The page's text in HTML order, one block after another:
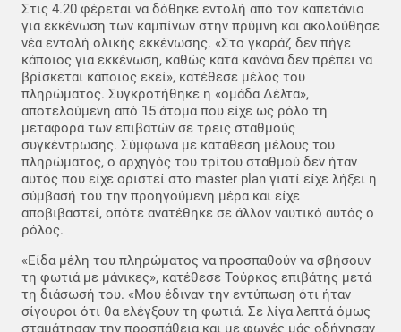
Στις 4.20 φέρεται να δόθηκε εντολή από τον καπετάνιο
για εκκένωση των καμπίνων στην πρύμνη και ακολούθησε
νέα εντολή ολικής εκκένωσης. «Στο γκαράζ δεν πήγε
κάποιος για εκκένωση, καθώς κατά κανόνα δεν πρέπει να
βρίσκεται κάποιος εκεί», κατέθεσε μέλος του
πληρώματος. Συγκροτήθηκε η «ομάδα Δέλτα»,
αποτελούμενη από 15 άτομα που είχε ως ρόλο τη
μεταφορά των επιβατών σε τρεις σταθμούς
συγκέντρωσης. Σύμφωνα με κατάθεση μέλους του
πληρώματος, ο αρχηγός του τρίτου σταθμού δεν ήταν
αυτός που είχε οριστεί στο master plan γιατί είχε λήξει η
σύμβασή του την προηγούμενη μέρα και είχε
αποβιβαστεί, οπότε ανατέθηκε σε άλλον ναυτικό αυτός ο
ρόλος.
«Είδα μέλη του πληρώματος να προσπαθούν να σβήσουν
τη φωτιά με μάνικες», κατέθεσε Τούρκος επιβάτης μετά
τη διάσωσή του. «Μου έδιναν την εντύπωση ότι ήταν
σίγουροι ότι θα ελέγξουν τη φωτιά. Σε λίγα λεπτά όμως
σταμάτησαν την προσπάθεια και με φωνές μάς οδήγησαν